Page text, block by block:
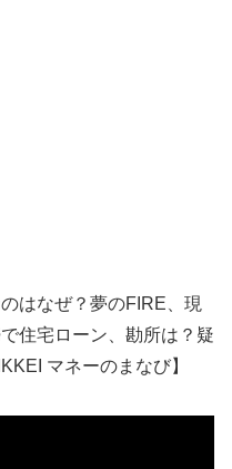
はなぜ？夢のFIRE、現
住宅ローン、勘所は？疑
マネーのまなび】